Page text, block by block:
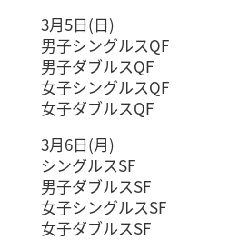
3月5日(日)
男子シングルスQF
男子ダブルスQF
女子シングルスQF
女子ダブルスQF
3月6日(月)
シングルスSF
男子ダブルスSF
女子シングルスSF
女子ダブルスSF